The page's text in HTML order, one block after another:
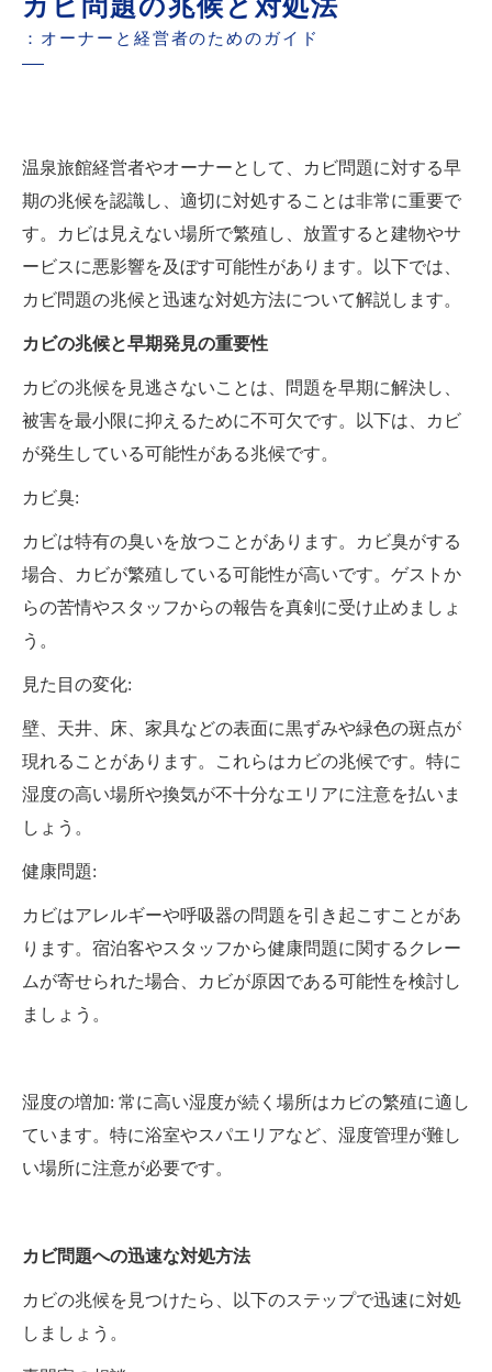
カビ問題の兆候と対処法
：オーナーと経営者のためのガイド
温泉旅館経営者やオーナーとして、カビ問題に対する早
期の兆候を認識し、適切に対処することは非常に重要で
す。カビは見えない場所で繁殖し、放置すると建物やサ
ービスに悪影響を及ぼす可能性があります。以下では、
カビ問題の兆候と迅速な対処方法について解説します。
カビの兆候と早期発見の重要性
カビの兆候を見逃さないことは、問題を早期に解決し、
被害を最小限に抑えるために不可欠です。以下は、カビ
が発生している可能性がある兆候です。
カビ臭:
カビは特有の臭いを放つことがあります。カビ臭がする
場合、カビが繁殖している可能性が高いです。ゲストか
らの苦情やスタッフからの報告を真剣に受け止めましょ
う。
見た目の変化:
壁、天井、床、家具などの表面に黒ずみや緑色の斑点が
現れることがあります。これらはカビの兆候です。特に
湿度の高い場所や換気が不十分なエリアに注意を払いま
しょう。
健康問題:
カビはアレルギーや呼吸器の問題を引き起こすことがあ
ります。宿泊客やスタッフから健康問題に関するクレー
ムが寄せられた場合、カビが原因である可能性を検討し
ましょう。
湿度の増加: 常に高い湿度が続く場所はカビの繁殖に適し
ています。特に浴室やスパエリアなど、湿度管理が難し
い場所に注意が必要です。
カビ問題への迅速な対処方法
カビの兆候を見つけたら、以下のステップで迅速に対処
しましょう。